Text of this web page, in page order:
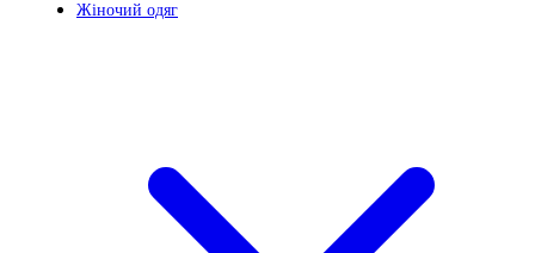
Жіночий одяг